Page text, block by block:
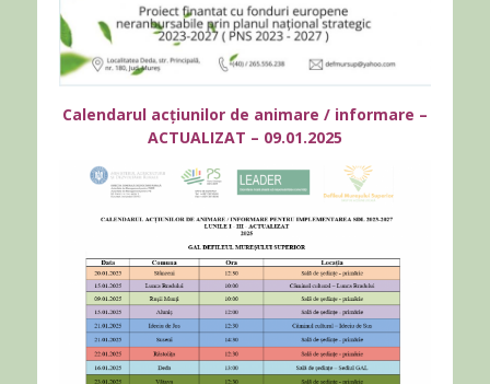
Calendarul acțiunilor de animare / informare –
ACTUALIZAT – 09.01.2025